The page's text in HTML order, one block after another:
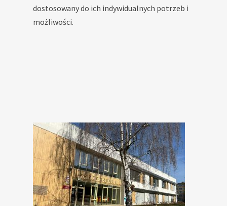
dostosowany do ich indywidualnych potrzeb i
możliwości.